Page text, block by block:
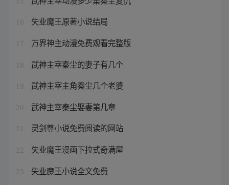
16 失业魔王原著小说结局
17 万界神主动漫免费观看完整版
18 武神主宰秦尘的妻子有几个
19 武神主宰主角秦尘几个老婆
20 武神主宰秦尘娶妻第几章
21 灵剑尊小说免费阅读的网站
22 失业魔王漫画下拉式奇满屋
23 失业魔王小说全文免费